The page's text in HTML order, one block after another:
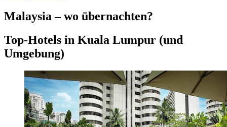
Malaysia – wo übernachten?
Top-Hotels in Kuala Lumpur (und
Umgebung)